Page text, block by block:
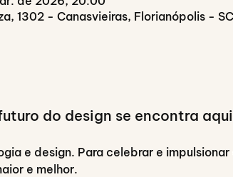
1302 - Canasvieiras, Florianópolis -
do design se encontra
e design. Para celebrar e
e melhor.